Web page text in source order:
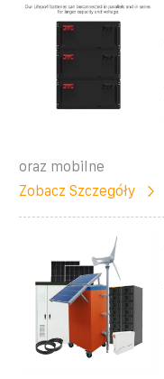
oraz mobilne
Zobacz Szczegóły